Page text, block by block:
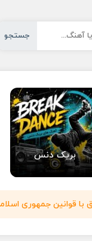
جستجو
بریک دنس
قوانین جمهوری